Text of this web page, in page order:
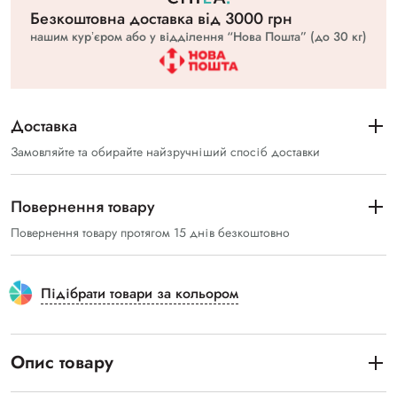
Безкоштовна доставка вiд 3000 грн
нашим курʼєром або у відділення “Нова Пошта” (до 30 кг)
Доставка
Замовляйте та обирайте найзручніший спосіб доставки
Повернення товару
Повернення товару протягом 15 днів безкоштовно
Підібрати товари за кольором
Опис товару